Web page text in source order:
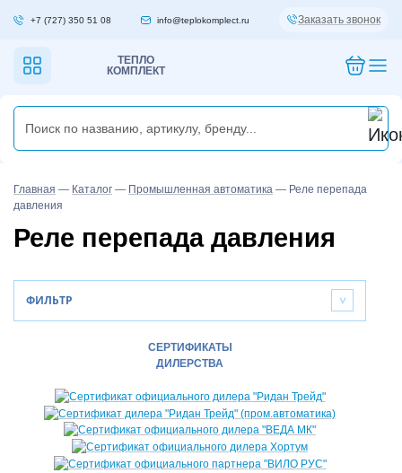
+7 (727) 350 51 08 info@teplokomplect.ru Заказать звонок
ТЕПЛО
КОМПЛЕКТ
Главная — Каталог — Промышленная автоматика — Реле перепада
давления
Реле перепада давления
ФИЛЬТР >
СЕРТИФИКАТЫ
ДИЛЕРСТВА